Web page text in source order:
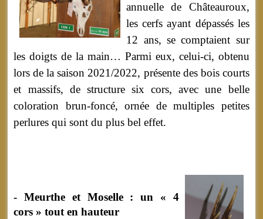
annuelle de Châteauroux,
les cerfs ayant dépassés les
12 ans, se comptaient sur
les doigts de la main… Parmi eux, celui-ci, obtenu
lors de la saison 2021/2022, présente des bois courts
et massifs, de structure six cors, avec une belle
coloration brun-foncé, ornée de multiples petites
perlures qui sont du plus bel effet.
- Meurthe et Moselle : un « 4
cors » tout en hauteur